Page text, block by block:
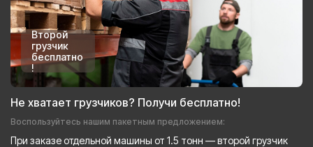
Второй
грузчик
бесплатно
!
Не хватает грузчиков? Получи бесплатно!
Воспользуйтесь нашим пакетным предложением:
При заказе отдельной машины от 1.5 тонн — второй грузчик